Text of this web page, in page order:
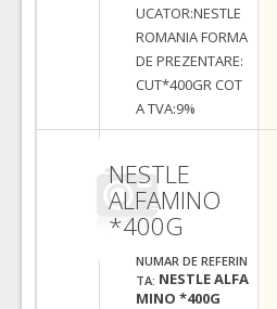
UCATOR:NESTLE
ROMANIA FORMA
DE PREZENTARE:
CUT*400GR COT
A TVA:9%
NESTLE
ALFAMINO
*400G
NUMAR DE REFERIN
TA: NESTLE ALFA
MINO *400G